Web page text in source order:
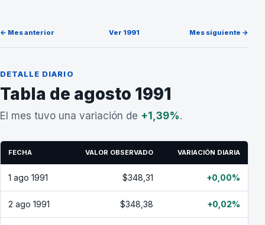
← Mes anterior Ver 1991 Mes siguiente →
DETALLE DIARIO
Tabla de agosto 1991
El mes tuvo una variación de +1,39%.
FECHA VALOR OBSERVADO VARIACIÓN DIARIA
1 ago 1991 $348,31 +0,00%
2 ago 1991 $348,38 +0,02%